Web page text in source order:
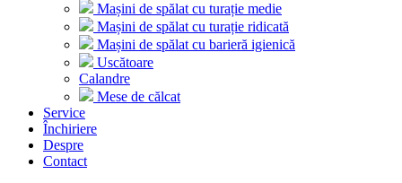
Mașini de spălat cu turație medie
Mașini de spălat cu turație ridicată
Mașini de spălat cu barieră igienică
Uscătoare
Calandre
Mese de călcat
Service
Închiriere
Despre
Contact